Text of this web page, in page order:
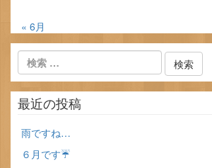
« 6月
最近の投稿
雨ですね…
６月です☔